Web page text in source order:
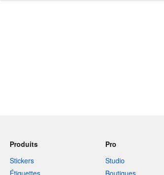
Produits
Stickers
Pro
Studio